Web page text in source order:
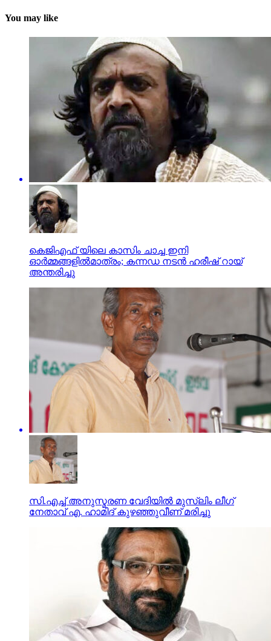
You may like
കെജിഎഫ് യിലെ കാസിം ചാച്ച ഇനി
ഓര്‍മ്മങ്ങളില്‍മാത്രം; കന്നഡ നടന്‍ ഹരീഷ് റായ്
അന്തരിച്ചു
സി.എച്ച് അനുസ്മരണ വേദിയില്‍ മുസ്ലിം ലീഗ്
നേതാവ് എ. ഹാമിദ് കുഴഞ്ഞുവീണ് മരിച്ചു